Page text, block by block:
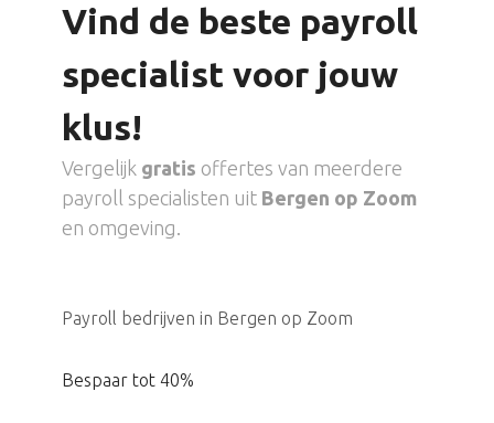
Vind de beste payroll
specialist voor jouw
klus!
Vergelijk gratis offertes van meerdere
payroll specialisten uit Bergen op Zoom
en omgeving.
Payroll bedrijven in Bergen op Zoom
Bespaar tot 40%